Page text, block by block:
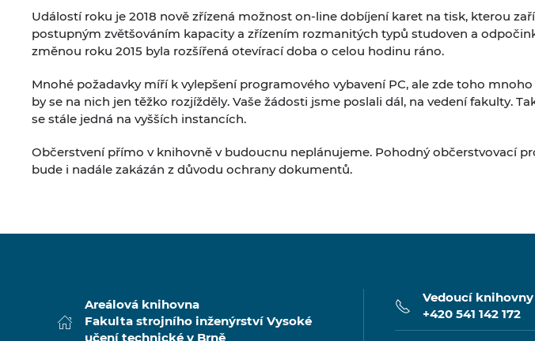
Událostí roku je 2018 nově zřízená možnost on-line dobíjení karet na tisk, kterou
postupným zvětšováním kapacity a zřízením rozmanitých typů studoven a
změnou roku 2015 byla rozšířená otevírací doba o celou hodinu ráno.
Mnohé požadavky míří k vylepšení programového vybavení PC, ale zde toho
by se na nich jen těžko rozjížděly. Vaše žádosti jsme poslali dál, na vedení fakulty.
se stále jedná na vyšších instancích.
Občerstvení přímo v knihovně v budoucnu neplánujeme. Pohodný občerstvovací
bude i nadále zakázán z důvodu ochrany dokumentů.
Areálová knihovna
Fakulta strojního inženýrství Vysoké
učení technické v Brně
Vedoucí knihovny
+420 541 142 172